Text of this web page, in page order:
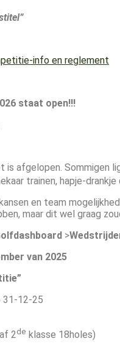
info en reglement
staat open!!!
afgelopen. Sommigen
trainen, hapje-drankje
en team
maar dit wel graag
>
van 2025
31-12-25
2de klasse 18holes)